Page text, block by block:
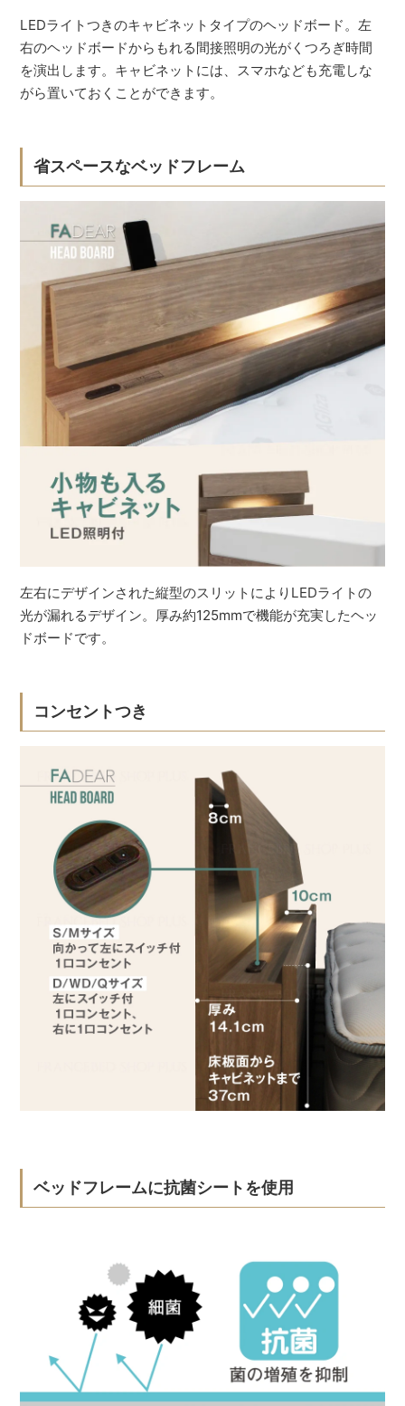
LEDライトつきのキャビネットタイプのヘッドボード。左
右のヘッドボードからもれる間接照明の光がくつろぎ時間
を演出します。キャビネットには、スマホなども充電しな
がら置いておくことができます。
省スペースなベッドフレーム
左右にデザインされた縦型のスリットによりLEDライトの
光が漏れるデザイン。厚み約125mmで機能が充実したヘッ
ドボードです。
コンセントつき
ベッドフレームに抗菌シートを使用